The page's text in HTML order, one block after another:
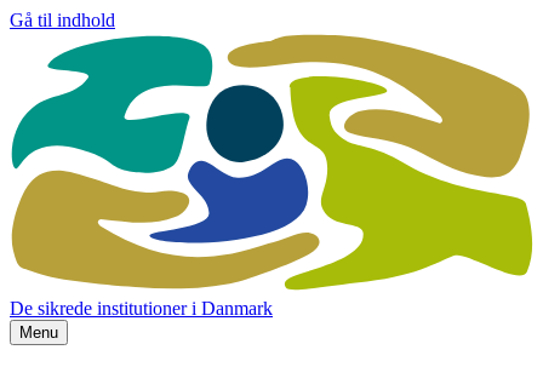
Gå til indhold
De sikrede institutioner i Danmark
Menu